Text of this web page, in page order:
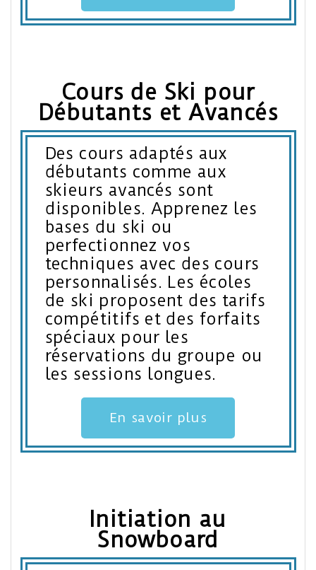
Cours de Ski pour
Débutants et Avancés
Des cours adaptés aux
débutants comme aux
skieurs avancés sont
disponibles. Apprenez les
bases du ski ou
perfectionnez vos
techniques avec des cours
personnalisés. Les écoles
de ski proposent des tarifs
compétitifs et des forfaits
spéciaux pour les
réservations du groupe ou
les sessions longues.
En savoir plus
Initiation au
Snowboard